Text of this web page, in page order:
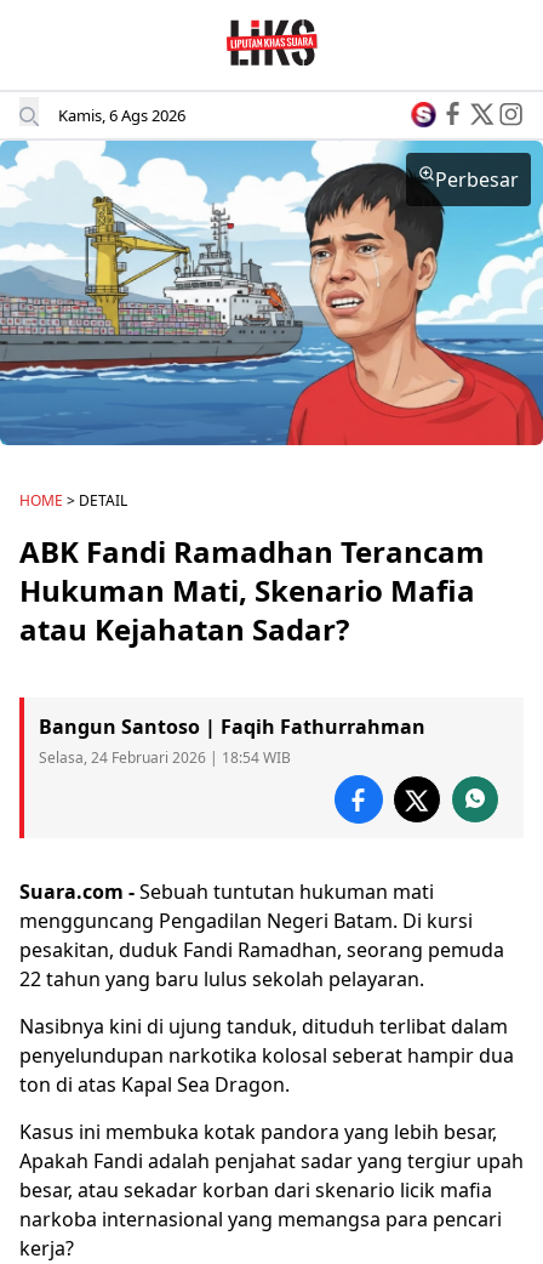
Kamis, 6 Ags 2026
Perbesar
HOME > DETAIL
ABK Fandi Ramadhan Terancam
Hukuman Mati, Skenario Mafia
atau Kejahatan Sadar?
Bangun Santoso | Faqih Fathurrahman
Selasa, 24 Februari 2026 | 18:54 WIB
Suara.com -Sebuah tuntutan hukuman mati
mengguncang Pengadilan Negeri Batam. Di kursi
pesakitan, duduk Fandi Ramadhan, seorang pemuda
22 tahun yang baru lulus sekolah pelayaran.
Nasibnya kini di ujung tanduk, dituduh terlibat dalam
penyelundupan narkotika kolosal seberat hampir dua
ton di atas Kapal Sea Dragon.
Kasus ini membuka kotak pandora yang lebih besar,
Apakah Fandi adalah penjahat sadar yang tergiur upah
besar, atau sekadar korban dari skenario licik mafia
narkoba internasional yang memangsa para pencari
kerja?